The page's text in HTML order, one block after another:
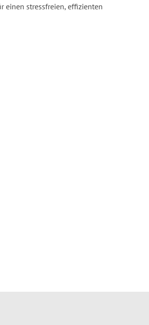
einen stressfreien, effizienten